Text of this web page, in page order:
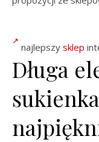
najlepszy sklep
Długa